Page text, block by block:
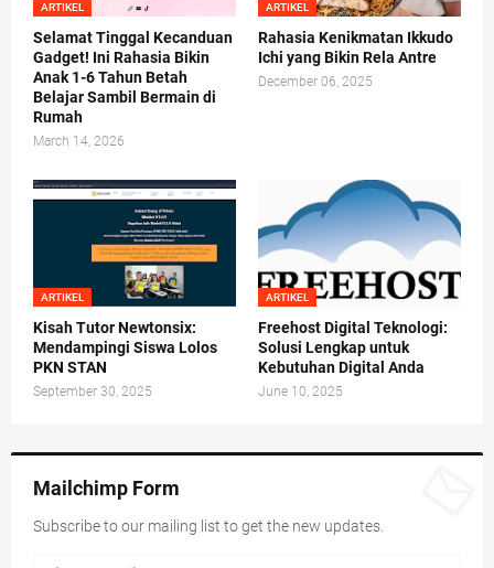
ARTIKEL
Selamat Tinggal Kecanduan
Gadget! Ini Rahasia Bikin
Anak 1-6 Tahun Betah
Belajar Sambil Bermain di
Rumah
March 14, 2026
ARTIKEL
Rahasia Kenikmatan Ikkudo
Ichi yang Bikin Rela Antre
December 06, 2025
ARTIKEL
Kisah Tutor Newtonsix:
Mendampingi Siswa Lolos
PKN STAN
September 30, 2025
ARTIKEL
Freehost Digital Teknologi:
Solusi Lengkap untuk
Kebutuhan Digital Anda
June 10, 2025
Mailchimp Form
Subscribe to our mailing list to get the new updates.